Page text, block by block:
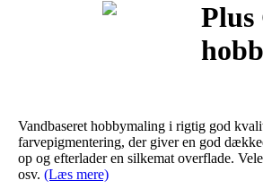
Plus
Vandbaseret hobbymaling i rigtig god
farvepigmentering, der giver en god
op og efterlader en silkemat overflade.
osv. (Læs mere)